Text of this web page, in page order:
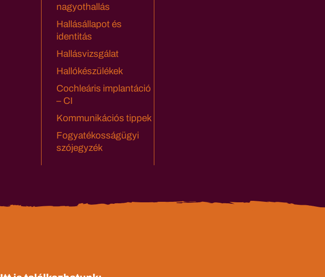
nagyothallás
Hallásállapot és
identitás
Hallásvizsgálat
Hallókészülékek
Cochleáris implantáció
– CI
Kommunikációs tippek
Fogyatékosságügyi
szójegyzék